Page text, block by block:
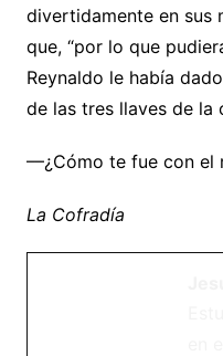
divertidamente en sus
que, “por lo que
Reynaldo le había
de las tres llaves de la
––¿Cómo te fue con el
La Cofradía